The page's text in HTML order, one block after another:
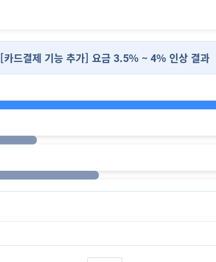
[카드결제 기능 추가] 요금 3.5% ~ 4% 인상 결과